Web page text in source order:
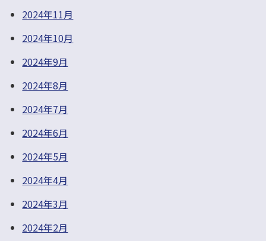
2024年11月
2024年10月
2024年9月
2024年8月
2024年7月
2024年6月
2024年5月
2024年4月
2024年3月
2024年2月